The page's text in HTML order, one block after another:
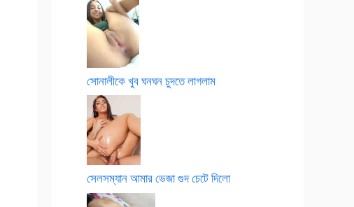
সোনালীকে খুব ঘনঘন চুদতে লাগলাম
সেলসম্যান আমার ভেজা গুদ চেটে দিলো